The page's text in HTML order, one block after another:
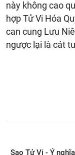
này không cao
hợp Tử Vi Hóa
can cung Lưu
ngược lại là cát
Sao Tử Vi - Ý